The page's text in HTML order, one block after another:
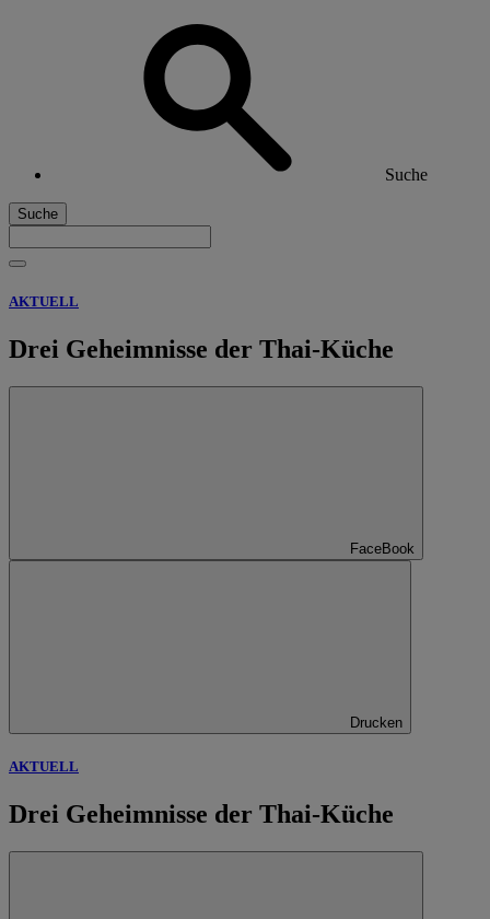
Suche
Suche
AKTUELL
Drei Geheimnisse der Thai-Küche
FaceBook
Drucken
AKTUELL
Drei Geheimnisse der Thai-Küche